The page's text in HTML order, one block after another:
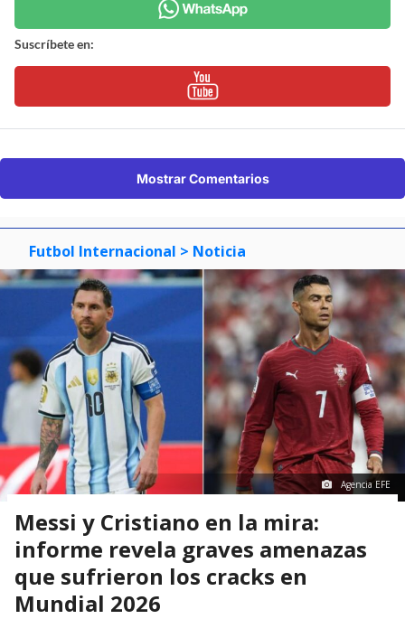
Suscríbete en:
Mostrar Comentarios
Futbol Internacional > Noticia
Agencia EFE
Messi y Cristiano en la mira:
informe revela graves amenazas
que sufrieron los cracks en
Mundial 2026